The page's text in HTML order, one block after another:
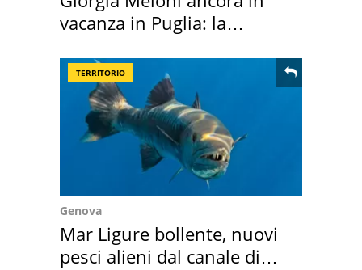
vacanza in Puglia: la
TERRITORIO
Genova
Mar Ligure bollente, nuovi
pesci alieni dal canale di